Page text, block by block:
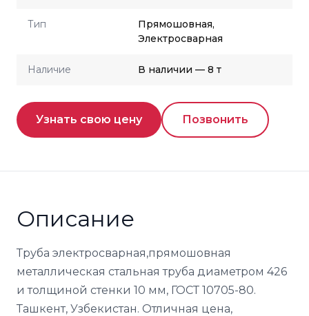
Тип
Прямошовная,
Электросварная
Наличие В наличии — 8 т
Узнать свою цену Позвонить
Описание
Труба электросварная,прямошовная
металлическая стальная труба диаметром 426
и толщиной стенки 10 мм, ГОСТ 10705-80.
Ташкент, Узбекистан. Отличная цена,